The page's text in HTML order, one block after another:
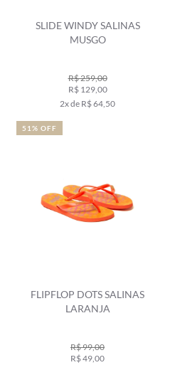
SLIDE WINDY SALINAS
MUSGO
R$ 259,00
R$ 129,00
2x de R$ 64,50
FLIPFLOP DOTS SALINAS
LARANJA
R$ 99,00
R$ 49,00
51% OFF